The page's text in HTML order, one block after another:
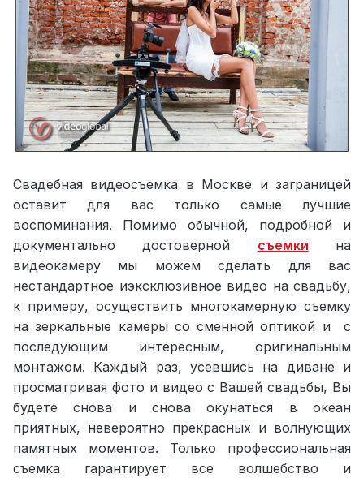
Свадебная видеосъемка в Москве и заграницей
оставит для вас только самые лучшие
воспоминания. Помимо обычной, подробной и
документально достоверной съемки на
видеокамеру мы можем сделать для вас
нестандартное иэксклюзивное видео на свадьбу,
к примеру, осуществить многокамерную съемку
на зеркальные камеры со сменной оптикой и с
последующим интересным, оригинальным
монтажом. Каждый раз, усевшись на диване и
просматривая фото и видео с Вашей свадьбы, Вы
будете снова и снова окунаться в океан
приятных, невероятно прекрасных и волнующих
памятных моментов. Только профессиональная
съемка гарантирует все волшебство и